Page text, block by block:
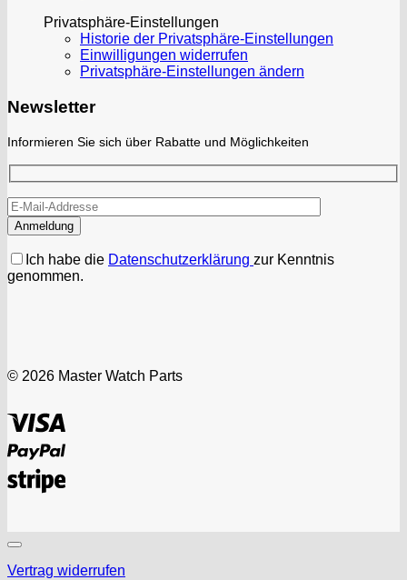
Privatsphäre-Einstellungen
Historie der Privatsphäre-Einstellungen
Einwilligungen widerrufen
Privatsphäre-Einstellungen ändern
Newsletter
Informieren Sie sich über Rabatte und Möglichkeiten
Ich habe die Datenschutzerklärung zur Kenntnis
genommen.
© 2026 Master Watch Parts
PayPal
Stripe
Vertrag widerrufen